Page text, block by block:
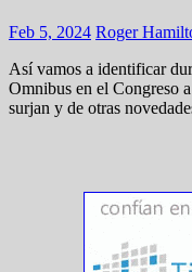
Feb 5, 2024 Roger
Así vamos a identificar
Omnibus en el Congreso
surjan y de otras